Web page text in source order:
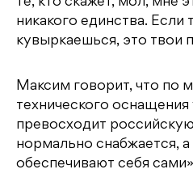
те, кто скажет, мол, мне
никакого единства. Если
кувыркаешься, это твои
Максим говорит, что по
технического оснащения
превосходит
нормально снабжается,
обеспечивают себя